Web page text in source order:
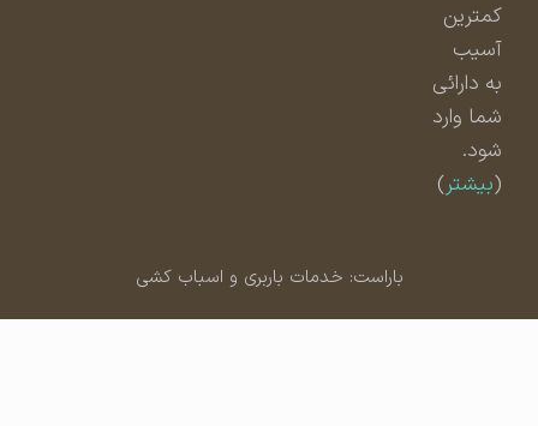
کمترین
آسیب
به دارائی
شما وارد
شود.
بیشتر)
باراست: خدمات باربری و اسباب کشی